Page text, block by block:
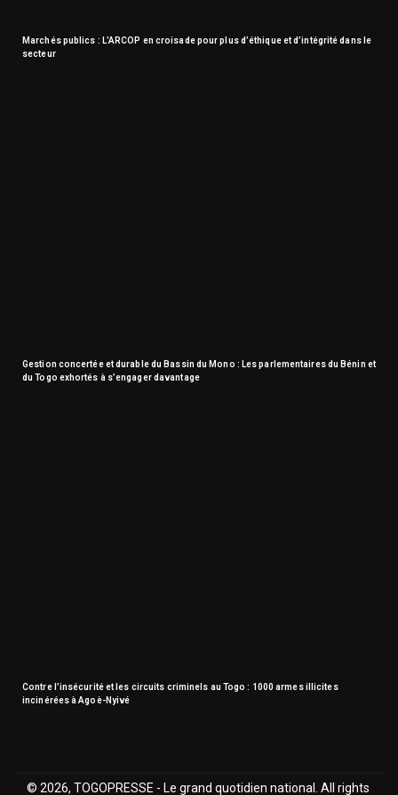
Marchés publics : L’ARCOP en croisade pour plus d’éthique et d’intégrité dans le
secteur
Gestion concertée et durable du Bassin du Mono : Les parlementaires du Bénin et
du Togo exhortés à s’engager davantage
Contre l’insécurité et les circuits criminels au Togo : 1000 armes illicites
incinérées à Agoè-Nyivé
© 2026, TOGOPRESSE - Le grand quotidien national. All rights